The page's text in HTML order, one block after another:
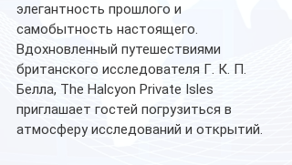
элегантность прошлого и
самобытность настоящего.
Вдохновленный путешествиями
британского исследователя Г. К. П.
Белла, The Halcyon Private Isles
приглашает гостей погрузиться в
атмосферу исследований и открытий.